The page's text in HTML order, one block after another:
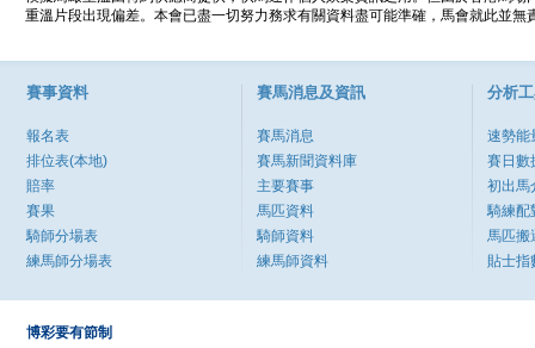
重溫片段出現偏差。本會已盡一切努力務求有關資料盡可能準確，馬會就此並
賽事資料
報名表
排位表(本地)
賠率
賽果
騎師分場表
練馬師分場表
賽馬消息及資訊
賽馬消息
賽馬新聞資料庫
主要賽事
馬匹資料
騎師資料
練馬師資料
分析
速勢能
賽日數
初出馬
騎練配
馬匹搬
貼士指
博彩要有節制